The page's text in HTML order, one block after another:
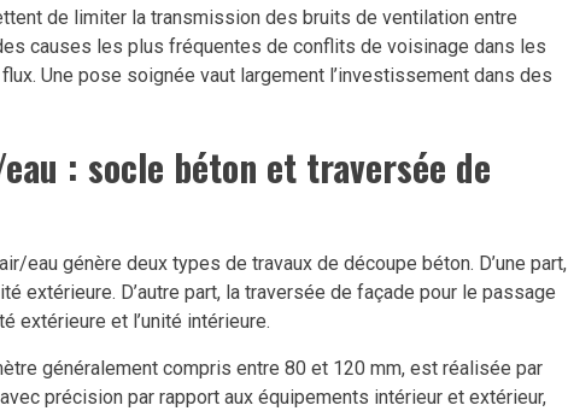
de limiter la transmission des bruits de ventilation entre
causes les plus fréquentes de conflits de voisinage dans les
Une pose soignée vaut largement l’investissement dans des
: socle béton et traversée de
eau génère deux types de travaux de découpe béton. D’une part,
extérieure. D’autre part, la traversée de façade pour le passage
extérieure et l’unité intérieure.
généralement compris entre 80 et 120 mm, est réalisée par
précision par rapport aux équipements intérieur et extérieur,